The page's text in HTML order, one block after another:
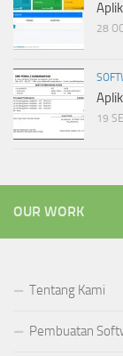
28
19
OUR WORK
Tentang Kami
Pembuatan